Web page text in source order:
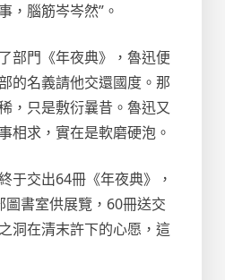
，腦筋岑岑然”。
部門《年夜典》，魯迅便
的名義請他交還國度。那
，只是敷衍曩昔。魯迅又
相求，實在是軟磨硬泡。
于交出64冊《年夜典》，
圖書室供展覽，60冊送交
洞在清末許下的心愿，這